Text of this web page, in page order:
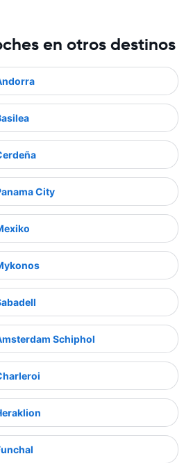
en otros destinos
City
Schiphol